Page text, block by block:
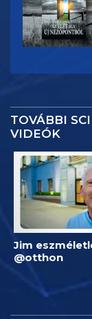
TOVÁBBI
VIDEÓK
Jim
@otthon